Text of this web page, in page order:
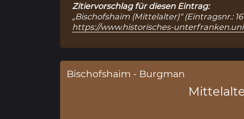
Zitiervorschlag für diesen Eintrag:
„Bischofshaim (Mittelalter)“ (Eintragsnr.:
https://www.historisches-
Bischofshaim - Burgman